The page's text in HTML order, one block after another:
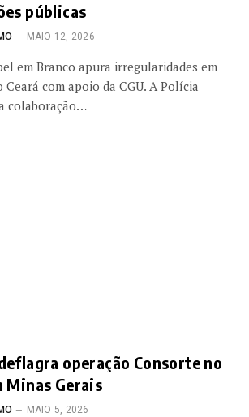
públicas
MAIO 12, 2026
em Branco apura irregularidades em
com apoio da CGU. A Polícia
colaboração…
deflagra operação Consorte no
Minas Gerais
MAIO 5, 2026